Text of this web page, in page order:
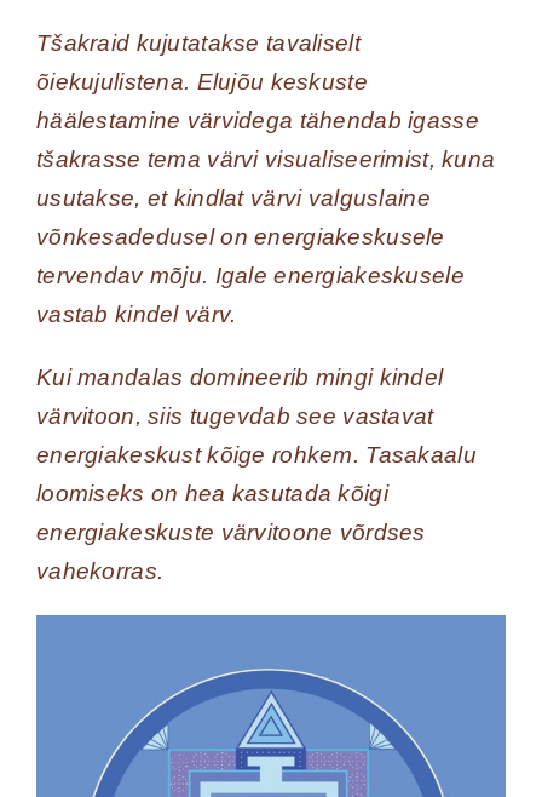
Tšakraid kujutatakse tavaliselt
õiekujulistena. Elujõu keskuste
häälestamine värvidega tähendab igasse
tšakrasse tema värvi visualiseerimist, kuna
usutakse, et kindlat värvi valguslaine
võnkesadedusel on energiakeskusele
tervendav mõju. Igale energiakeskusele
vastab kindel värv.
Kui mandalas domineerib mingi kindel
värvitoon, siis tugevdab see vastavat
energiakeskust kõige rohkem. Tasakaalu
loomiseks on hea kasutada kõigi
energiakeskuste värvitoone võrdses
vahekorras.